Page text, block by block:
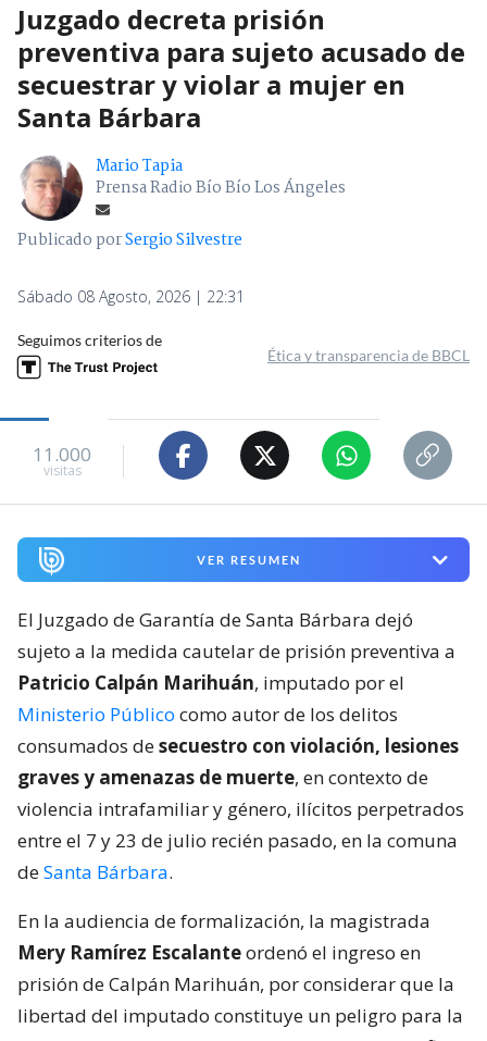
Juzgado decreta prisión
preventiva para sujeto acusado de
secuestrar y violar a mujer en
Santa Bárbara
Mario Tapia
Prensa Radio Bío Bío Los Ángeles
Publicado porSergio Silvestre
Sábado 08 Agosto, 2026 | 22:31
Seguimos criterios de
Ética y transparencia de BBCL
11.000
visitas
VER RESUMEN
El Juzgado de Garantía de Santa Bárbara dejó
sujeto a la medida cautelar de prisión preventiva a
Patricio Calpán Marihuán, imputado por el
Ministerio Público como autor de los delitos
consumados desecuestro con violación, lesiones
graves y amenazas de muerte, en contexto de
violencia intrafamiliar y género, ilícitos perpetrados
entre el 7 y 23 de julio recién pasado, en la comuna
deSanta Bárbara.
En la audiencia de formalización, la magistrada
Mery Ramírez Escalanteordenó el ingreso en
prisión de Calpán Marihuán, por considerar que la
libertad del imputado constituye un peligro para la